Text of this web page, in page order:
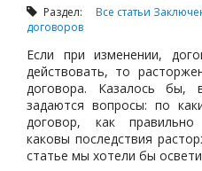
Раздел: Все статьи
договоров
Если при изменении,
действовать, то
договора. Казалось
задаются вопросы: по
договор, как
каковы последствия
статье мы хотели бы